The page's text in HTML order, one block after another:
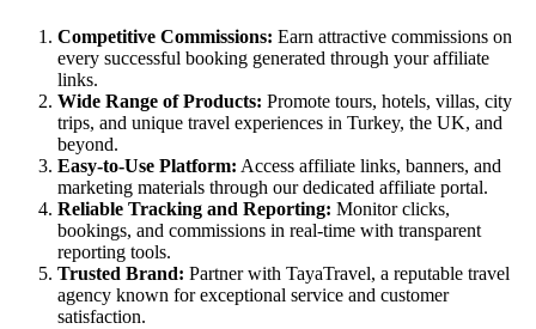
Competitive Commissions: Earn attractive commissions on
every successful booking generated through your affiliate
links.
Wide Range of Products: Promote tours, hotels, villas, city
trips, and unique travel experiences in Turkey, the UK, and
beyond.
Easy-to-Use Platform: Access affiliate links, banners, and
marketing materials through our dedicated affiliate portal.
Reliable Tracking and Reporting: Monitor clicks,
bookings, and commissions in real-time with transparent
reporting tools.
Trusted Brand: Partner with TayaTravel, a reputable travel
agency known for exceptional service and customer
satisfaction.